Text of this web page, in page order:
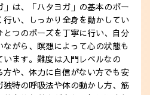
は、「ハタヨガ」の基本のポー
い、しっかり全身を動かしてい
とつのポーズを丁寧に行い、自分
がら、瞑想によって心の状態も
ます。難度は入門レベルなの
や、体力に自信がない方でも安
特の呼吸法や体の動かし方、筋